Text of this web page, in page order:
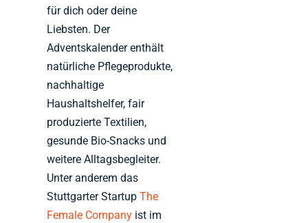
für dich oder deine
Liebsten. Der
Adventskalender enthält
natürliche Pflegeprodukte,
nachhaltige
Haushaltshelfer, fair
produzierte Textilien,
gesunde Bio-Snacks und
weitere Alltagsbegleiter.
Unter anderem das
Stuttgarter StartupThe
Female Company ist im